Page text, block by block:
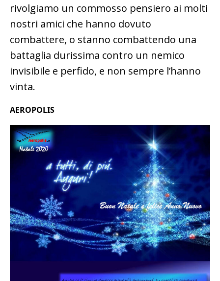
rivolgiamo un commosso pensiero ai molti
nostri amici che hanno dovuto
combattere, o stanno combattendo una
battaglia durissima contro un nemico
invisibile e perfido, e non sempre l’hanno
vinta.
AEROPOLIS